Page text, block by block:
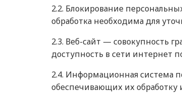
2.2. Блокирование
обработка необходима для
2.3. Веб-сайт — совокупность
доступность в сети интернет
2.4. Информационная система
обеспечивающих их